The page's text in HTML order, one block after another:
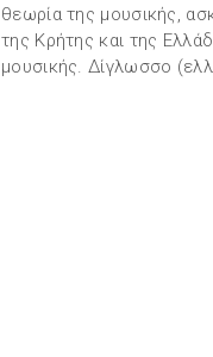
θεωρία της μουσικής,
της Κρήτης και της
μουσικής. Δίγλωσσο